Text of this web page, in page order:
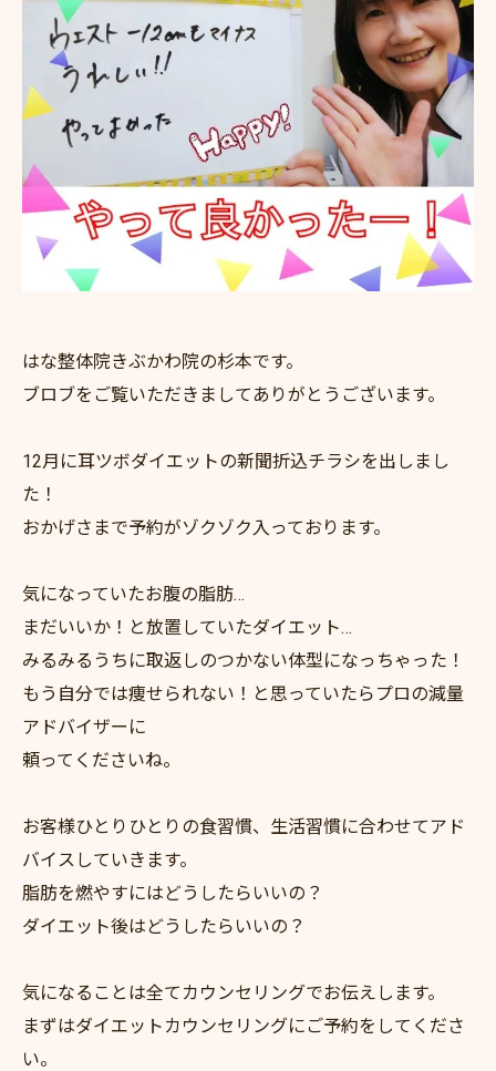
はな整体院きぶかわ院の杉本です。
ブロブをご覧いただきましてありがとうございます。
12月に耳ツボダイエットの新聞折込チラシを出しまし
た！
おかげさまで予約がゾクゾク入っております。
気になっていたお腹の脂肪…
まだいいか！と放置していたダイエット…
みるみるうちに取返しのつかない体型になっちゃった！
もう自分では痩せられない！と思っていたらプロの減量
アドバイザーに
頼ってくださいね。
お客様ひとりひとりの食習慣、生活習慣に合わせてアド
バイスしていきます。
脂肪を燃やすにはどうしたらいいの？
ダイエット後はどうしたらいいの？
気になることは全てカウンセリングでお伝えします。
まずはダイエットカウンセリングにご予約をしてくださ
い。